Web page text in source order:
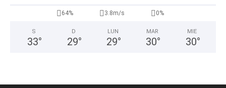
64% 3.8m/s 0%
S
33°
D
29°
LUN
29°
MAR
30°
MIE
30°